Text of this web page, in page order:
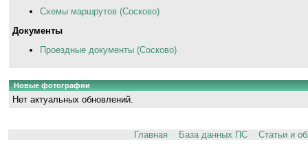
Схемы маршрутов (Сосково)
Документы
Проездные документы (Сосково)
Новые фотографии
Нет актуальных обновлений.
Главная База данных ПС Статьи и